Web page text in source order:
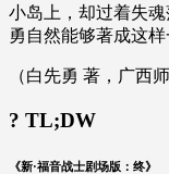
小岛上，却过着失
勇自然能够著成这样
（白先勇 著，广西
? TL;DW
《新·福音战士剧场版：终》